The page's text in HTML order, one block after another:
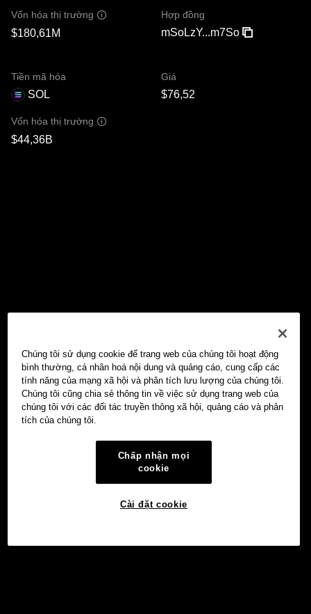
Vốn hóa thị trường
$180,61M
Hợp đồng
mSoLzY...m7So
Tiền mã hóa
SOL
Giá
$76,52
Vốn hóa thị trường
$44,36B
Chúng tôi sử dụng cookie để trang web của chúng tôi hoạt động
bình thường, cá nhân hoá nội dung và quảng cáo, cung cấp các
tính năng của mạng xã hội và phân tích lưu lượng của chúng tôi.
Chúng tôi cũng chia sẻ thông tin về việc sử dụng trang web của
chúng tôi với các đối tác truyền thông xã hội, quảng cáo và phân
tích của chúng tôi.
Chấp nhận mọi
cookie
Cài đặt cookie